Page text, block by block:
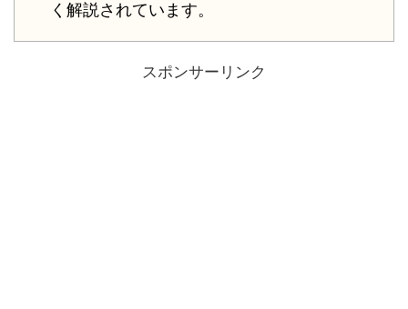
く解説されています。
スポンサーリンク